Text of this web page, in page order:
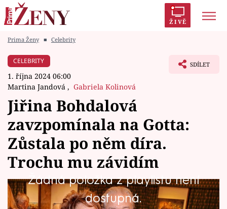
ŽIVĚ
Módní alarm
Témata
Celebrity
Vztahy
Seriály
Prima Ženy ■ Celebrity
CELEBRITY
1. října 2024 06:00
Martina Jandová , Gabriela Kolinová
SDÍLET
Jiřina Bohdalová
zavzpomínala na Gotta:
Zůstala po něm díra.
Trochu mu závidím
Žádná položka z playlistu není
dostupná.
Herečka Jiřina Bohdalová byla velkou